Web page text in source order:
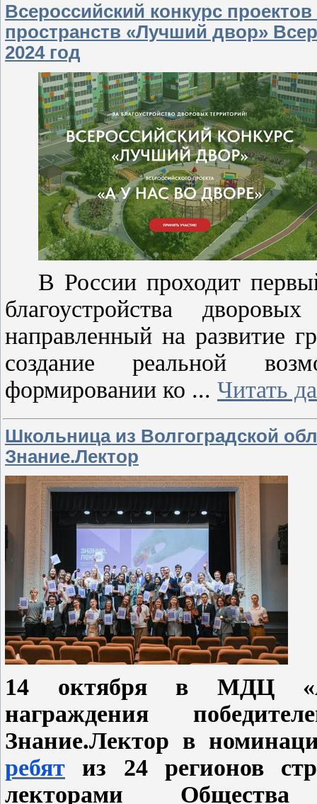
Всероссийский конкурс
пространств «Лучший двор»
2024 год
В России проходит
благоустройства
направленный на развитие
создание реальной
формировании ко ... Читать
Школьница из Волгоградской
Знание.Лектор
14 октября в МДЦ
награждения
Знание.Лектор в
ребят из 24 регионов
лекторами